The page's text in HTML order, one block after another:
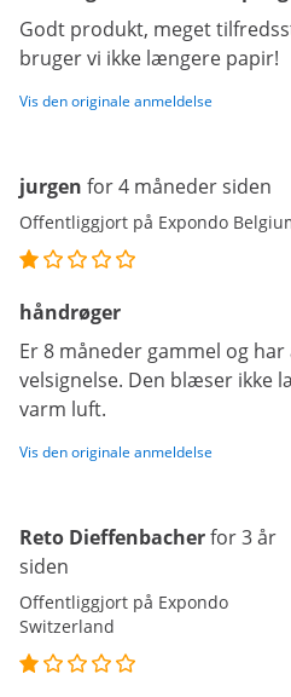
Godt produkt, meget
bruger vi ikke længere papir!
Vis den originale anmeldelse
jurgen for 4 måneder siden
Offentliggjort på Expondo
håndrøger
Er 8 måneder gammel og
velsignelse. Den blæser ikke
varm luft.
Vis den originale anmeldelse
Reto Dieffenbacherfor 3 år
siden
Offentliggjort på Expondo
Switzerland